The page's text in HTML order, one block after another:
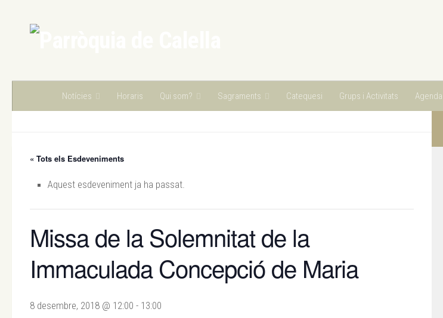
Notícies Horaris Qui som? Sagraments Catequesi Grups i Activitats Agenda
« Tots els Esdeveniments
Aquest esdeveniment ja ha passat.
Missa de la Solemnitat de la
Immaculada Concepció de Maria
8 desembre, 2018 @ 12:00 - 13:00